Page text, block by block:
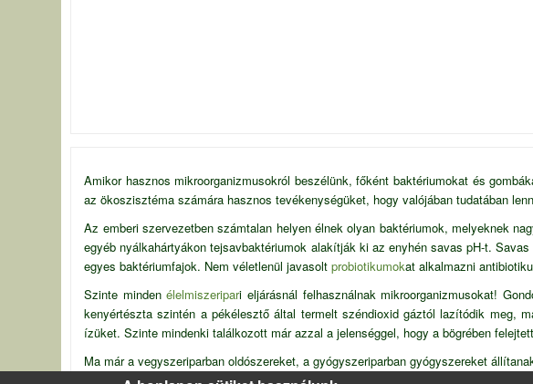
Amikor hasznos mikroorganizmusokról beszélünk, főként baktériumokat és
az ökoszisztéma számára hasznos tevékenységüket, hogy valójában tudatában
Az emberi szervezetben számtalan helyen élnek olyan baktériumok, melyeknek
egyéb nyálkahártyákon tejsavbaktériumok alakítják ki az enyhén savas pH-t.
egyes baktériumfajok. Nem véletlenül javasoltprobiotikumokat alkalmazni
Szinte mindenélelmiszeripari eljárásnál felhasználnak mikroorganizmusokat!
kenyértészta szintén a pékélesztő által termelt széndioxid gáztól lazítódik meg,
ízüket. Szinte mindenki találkozott már azzal a jelenséggel, hogy a bögrében
Ma már a vegyszeriparban oldószereket, a gyógyszeriparban gyógyszereket